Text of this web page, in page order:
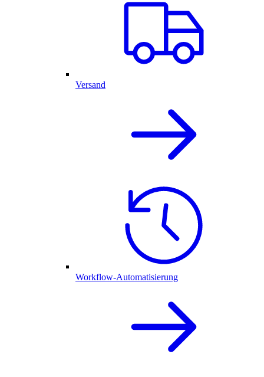
Versand
Workflow-Automatisierung